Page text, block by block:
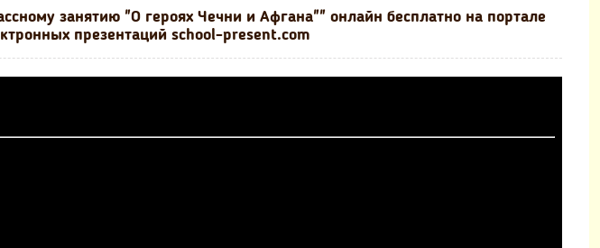
занятию "О героях Чечни и Афгана"" онлайн бесплатно на портале
презентаций school-present.com